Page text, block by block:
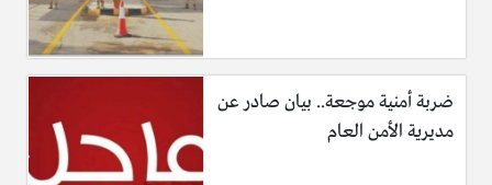
ضربة أمنية موجعة.. بيان صادر عن
مديرية الأمن العام